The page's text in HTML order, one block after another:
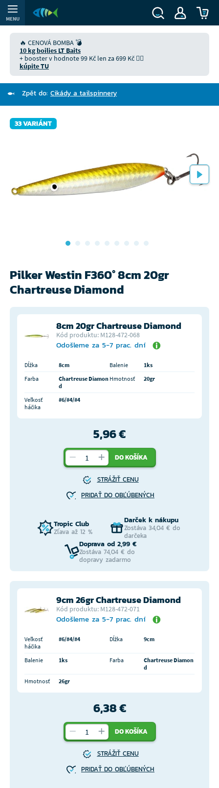
MENU
🔥 CENOVÁ BOMBA 💣
10 kg boilies LT Baits
+ booster v hodnote 99 Kč len za 699 Kč 👉🏻
kúpite TU
Zpět do: Cikády a tailspinnery
33 VARIÁNT
Pilker Westin F360° 8cm 20gr
Chartreuse Diamond
8cm 20gr Chartreuse Diamond
Kód produktu: M128-472-068
Odošleme za 5-7 prac. dní
Dĺžka 8cm Balenie
1ks
Farba
Chartreuse Diamon
d
Hmotnosť 20gr
Veľkosť
háčika
#6/#4/#4
5,96 €
DO KOŠÍKA
STRÁŽIŤ CENU
PRIDAŤ DO OBĽÚBENÝCH
Tropic Club
Zľava až 12 %
Darček k nákupu
Zostáva 34,04 € do
darčeka
Doprava od 2,99 €
Zostáva 74,04 € do
dopravy zadarmo
9cm 26gr Chartreuse Diamond
Kód produktu: M128-472-071
Odošleme za 5-7 prac. dní
Veľkosť
háčika
#6/#4/#4 Dĺžka 9cm
Balenie 1ks Farba
Chartreuse Diamon
d
Hmotnosť
26gr
6,38 €
DO KOŠÍKA
STRÁŽIŤ CENU
PRIDAŤ DO OBĽÚBENÝCH